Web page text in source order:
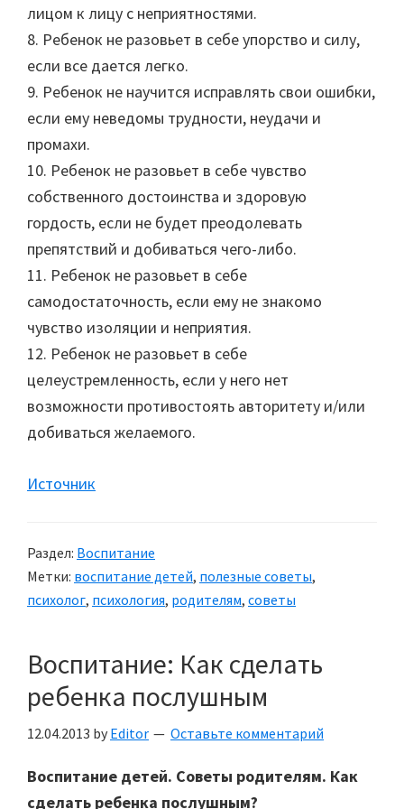
лицом к лицу с неприятностями.
8. Ребенок не разовьет в себе упорство и силу,
если все дается легко.
9. Ребенок не научится исправлять свои ошибки,
если ему неведомы трудности, неудачи и
промахи.
10. Ребенок не разовьет в себе чувство
собственного достоинства и здоровую
гордость, если не будет преодолевать
препятствий и добиваться чего-либо.
11. Ребенок не разовьет в себе
самодостаточность, если ему не знакомо
чувство изоляции и неприятия.
12. Ребенок не разовьет в себе
целеустремленность, если у него нет
возможности противостоять авторитету и/или
добиваться желаемого.
Источник
Раздел: Воспитание
Метки: воспитание детей, полезные советы,
психолог, психология, родителям, советы
Воспитание: Как сделать
ребенка послушным
12.04.2013 by Editor Оставьте комментарий
Воспитание детей. Советы родителям. Как
сделать ребенка послушным?